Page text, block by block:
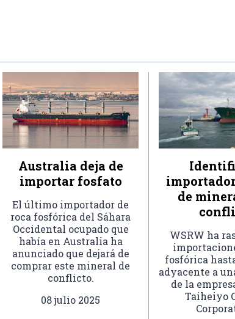
Australia deja de
importar fosfato
El último importador de
roca fosfórica del Sáhara
Occidental ocupado que
había en Australia ha
anunciado que dejará de
comprar este mineral de
conflicto.
08 julio 2025
de
WSRW ha
fosfórica
adyacente a
de la
Taiheiyo